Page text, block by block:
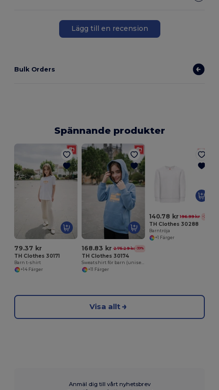
Lägg till en recension
Bulk Orders
Spännande produkter
79.37 kr
TH Clothes 30171
Barn t-shirt
+14 Färger
168.83 kr 275.29 kr -39%
TH Clothes 30174
+11 Färger
140.78 kr 196.99 kr -29%
TH Clothes 30288
Barntröja
+1 Färger
Visa allt
Anmäl dig till vårt nyhetsbrev